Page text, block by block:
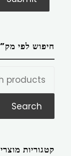
חיפוש לפי
Search
קטגוריות